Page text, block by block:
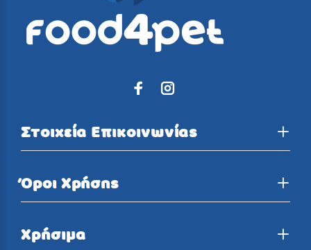
Στοιχεία Επικοινωνίας
Όροι Χρήσης
Χρήσιμα